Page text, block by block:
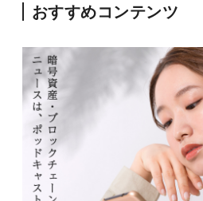
おすすめコンテンツ